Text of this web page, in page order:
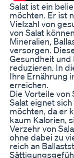
Salat ist ein
möchten. Er ist
Vielzahl von
von Salat
Mineralien,
versorgen.
Gesundheit und
reduzieren. In
Ihre Ernährung
erreichen.
Die Vorteile von
Salat eignet
möchten, da er
kaum Kalorien,
Verzehr von
ohne dabei zu
reich an